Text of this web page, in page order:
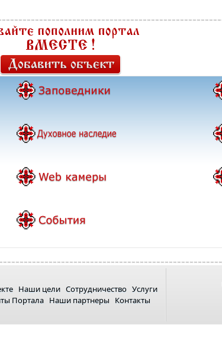
Наши цели Сотрудничество Услуги
Портала Наши партнеры Контакты